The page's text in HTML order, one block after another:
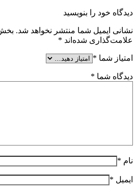
دیدگاه خود را بنویسید
نشانی ایمیل شما منتشر نخواهد شد.
علامت‌گذاری شده‌اند *
امتیاز شما *
دیدگاه شما *
نام *
ایمیل *